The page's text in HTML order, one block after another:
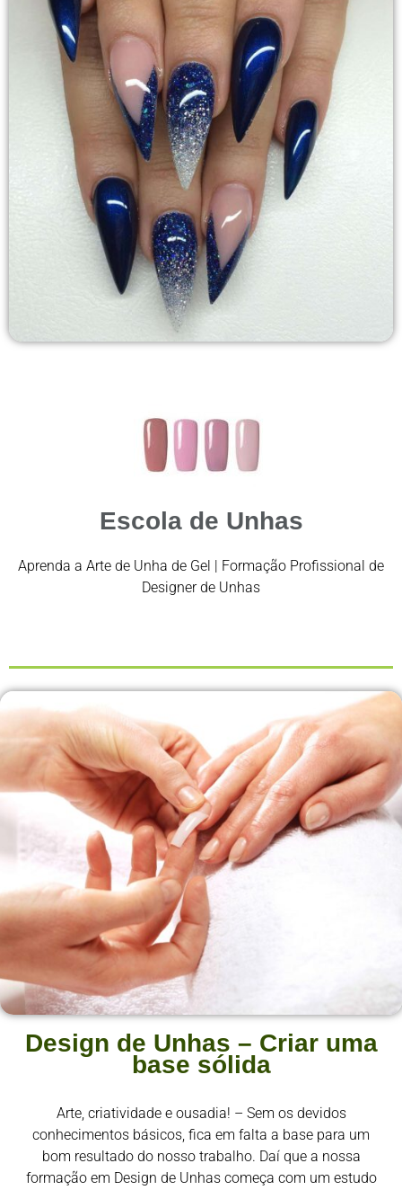
Escola de Unhas
Aprenda a Arte de Unha de Gel | Formação Profissional de
Designer de Unhas
Design de Unhas – Criar uma
base sólida
Arte, criatividade e ousadia! – Sem os devidos
conhecimentos básicos, fica em falta a base para um
bom resultado do nosso trabalho. Daí que a nossa
formação em Design de Unhas começa com um estudo